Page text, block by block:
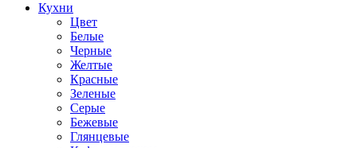
Кухни
Цвет
Белые
Черные
Желтые
Красные
Зеленые
Серые
Бежевые
Глянцевые